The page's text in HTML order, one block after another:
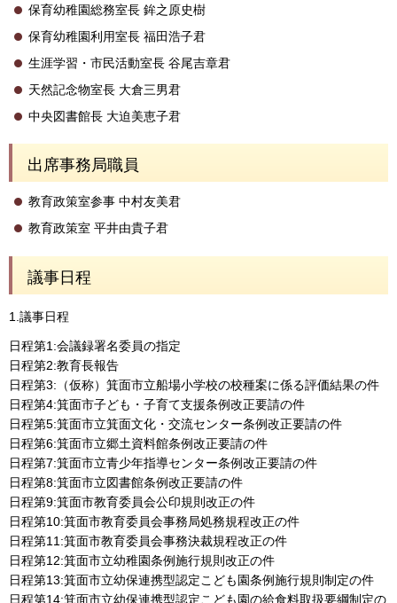
保育幼稚園総務室長 鉾之原史樹
保育幼稚園利用室長 福田浩子君
生涯学習・市民活動室長 谷尾吉章君
天然記念物室長 大倉三男君
中央図書館長 大迫美恵子君
出席事務局職員
教育政策室参事 中村友美君
教育政策室 平井由貴子君
議事日程
1.議事日程
日程第1:会議録署名委員の指定
日程第2:教育長報告
日程第3:（仮称）箕面市立船場小学校の校種案に係る評価結果の件
日程第4:箕面市子ども・子育て支援条例改正要請の件
日程第5:箕面市立箕面文化・交流センター条例改正要請の件
日程第6:箕面市立郷土資料館条例改正要請の件
日程第7:箕面市立青少年指導センター条例改正要請の件
日程第8:箕面市立図書館条例改正要請の件
日程第9:箕面市教育委員会公印規則改正の件
日程第10:箕面市教育委員会事務局処務規程改正の件
日程第11:箕面市教育委員会事務決裁規程改正の件
日程第12:箕面市立幼稚園条例施行規則改正の件
日程第13:箕面市立幼保連携型認定こども園条例施行規則制定の件
日程第14:箕面市立幼保連携型認定こども園の給食料取扱要綱制定の